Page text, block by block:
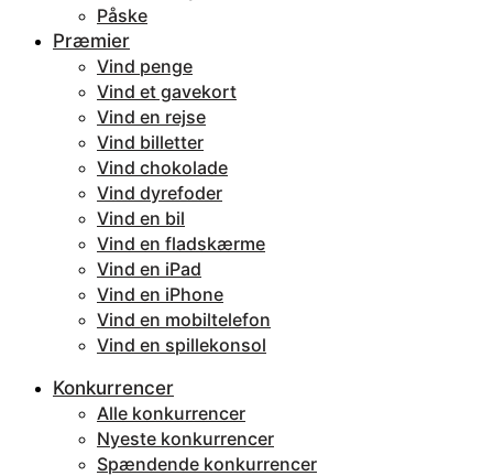
Påske
Præmier
Vind penge
Vind et gavekort
Vind en rejse
Vind billetter
Vind chokolade
Vind dyrefoder
Vind en bil
Vind en fladskærme
Vind en iPad
Vind en iPhone
Vind en mobiltelefon
Vind en spillekonsol
Konkurrencer
Alle konkurrencer
Nyeste konkurrencer
Spændende konkurrencer